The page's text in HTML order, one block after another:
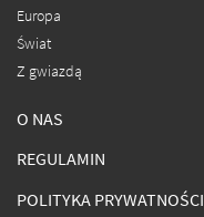
Europa
Świat
Z gwiazdą
O NAS
REGULAMIN
POLITYKA PRYWATNOŚCI